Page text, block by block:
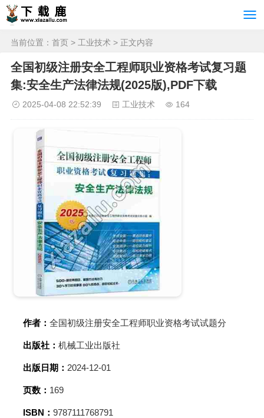
当前位置： 首页 > 工业技术 > 正文内容
全国初级注册安全工程师职业资格考试复习题
集:安全生产法律法规(2025版),PDF下载
2025-04-08 22:52:39 工业技术 164
作者： 全国初级注册安全工程师职业资格考试试题分
出版社： 机械工业出版社
出版日期： 2024-12-01
页数： 169
ISBN： 9787111768791